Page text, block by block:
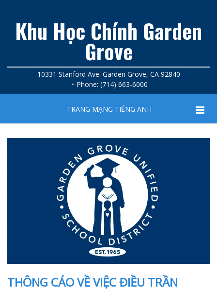
Khu Học Chính Garden
Grove
10331 Stanford Ave. Garden Grove, CA 92840
Phone: (714) 663-6000
TRANG MẠNG TIẾNG ANH
THÔNG CÁO VỀ VIỆC ĐIỀU TRẦN